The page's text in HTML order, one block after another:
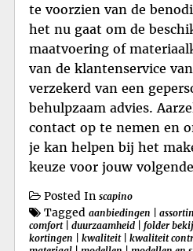
te voorzien van de
het nu gaat om de
maatvoering of
van de klantenservice
verzekerd van een
behulpzaam advies.
contact op te nemen en
je kan helpen bij het
keuze voor jouw
Posted In scapino
Tagged aanbiedingen
comfort| duurzaamheid folder
kortingen
kwaliteit| kwaliteit